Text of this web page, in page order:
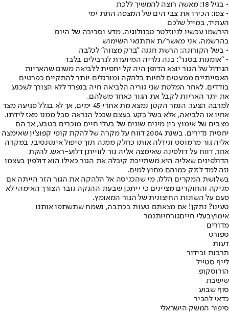
• בגיל 18: מאשה רוצה להמשיך ללכת
• צפו: הכירו את צבי הים של המצפה התת ימי
העתיד, במייל שלכם
הירשמו עכשיו לניוזלטר טכנולוגיה, מדע וסביבה של היום
בהרשמה, אני מאשר/ת אתתנאי השימוש
• בשל הקורונה: הרשת חגגה "ברק מצווה" לכלבה
• "אומנות בסגר": בנה גלריה המיועדת לגרבילים בלבד
הגידול של הגור יוצא הדופן היה קל יחסית ללביאה משום שהאריות
האסייתיים ממעטים לחיות בלהקה ומורגלים יותר להתקיים כפרטים
בודדים. לאחר המלטת שני גוריה הלביאה חיה בנפרד ללא הצורך לשכנע
את יתר האריות לקבל את הגור כאחד משלהם.
למרבה הצער, הנמר הקטן נמצא מת אחרי 45 ימים, אך לא בגלל פגיעה מצד
אחיו או הלביאה, אלא בשל בקע בעצם שככל הנראה סבל ממנו מאז לידתו.
מצבים של אימוץ בין מינים שונים של בעלי חיים מוכרים בטבע, אך הם
יחסית נדירים. בשנת 2004 דווח על מקרה של להקת קופי קפוצ'ין שאימצה
אליה גור מרמוסט וגידלה אותו כחלק ממנה תוך טיפול אינטנסיבי. במקרה
אחר, דווח על דולפינה שאימצה אליה גור לווייתן דלוע-ראש. להקת
הדולפינים שאליה היא משתייכת קיבלה את הגור כאילו הוא דולפין בעצמו
וזה למד לזנק כמוהם מחוץ למים.
בשלושת המקרים הללו, מי שהכניסה אל הלהקה את הגור הזר הייתה אם
מניקה והחוקרים מציינים כי ייתכן שבעת ההנקה גובר הצורך האימהי לא
פעם על השונות החיצונית של הגור המאומץ.
טעינו? נתקן! אם מצאתם טעות בכתבה, נשמח שתשתפו אותנו
אימוץבעלי חייםגורחיותנמר
מדורים
ספורט
דעות
תרבות ובידור
לייף סטייל
הורוסקופ
שישבת
סוף שבוע
כדאי להכיר
סיפור המשק הישראלי